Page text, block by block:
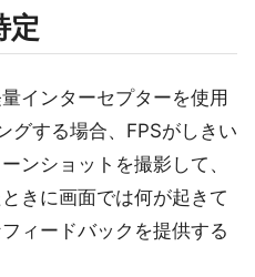
定
インターセプターを使用
グする場合、FPSがしきい
ンショットを撮影して、
きに画面では何が起きて
ィードバックを提供する